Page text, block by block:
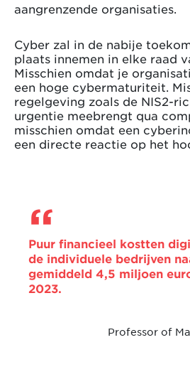
aangrenzende organisaties.
Cyber zal in de nabije
plaats innemen in elke raad
Misschien omdat je
een hoge cybermaturiteit.
regelgeving zoals de NIS2-
urgentie meebrengt qua
misschien omdat een
een directe reactie op het
Puur financieel kostten
de individuele bedrijven
gemiddeld 4,5 miljoen
2023.
Professor of